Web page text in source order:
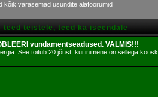
kõik varasemad usundite alafoorumid
teed teistele, teed ka iseendale
vundamentseadused. VALMIS!!!
See toitub 20 jõust, kui inimene on sellega